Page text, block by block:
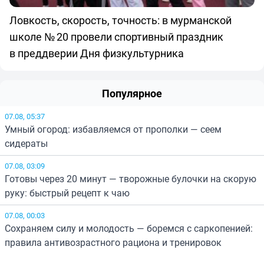
Ловкость, скорость, точность: в мурманской
школе № 20 провели спортивный праздник
в преддверии Дня физкультурника
Популярное
07.08, 05:37
Умный огород: избавляемся от прополки — сеем
сидераты
07.08, 03:09
Готовы через 20 минут — творожные булочки на скорую
руку: быстрый рецепт к чаю
07.08, 00:03
Сохраняем силу и молодость — боремся с саркопенией:
правила антивозрастного рациона и тренировок